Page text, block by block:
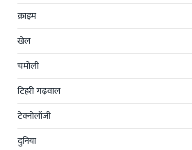
क्राइम
खेल
चमोली
टिहरी गढ़वाल
टेक्नोलॉजी
दुनिया